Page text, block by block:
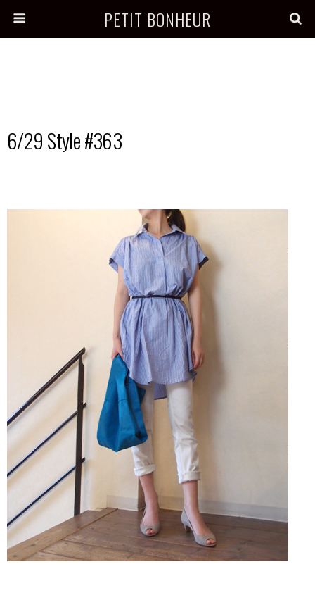
PETIT BONHEUR
6/29 Style #363